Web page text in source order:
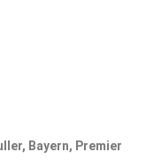
Bayern, Premier